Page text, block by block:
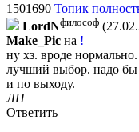
1501690 Топик
LordNфилософ
Make_Pic на !
ну хз. вроде
лучший выбор. надо бы
и по выходу.
ЛН
Ответить